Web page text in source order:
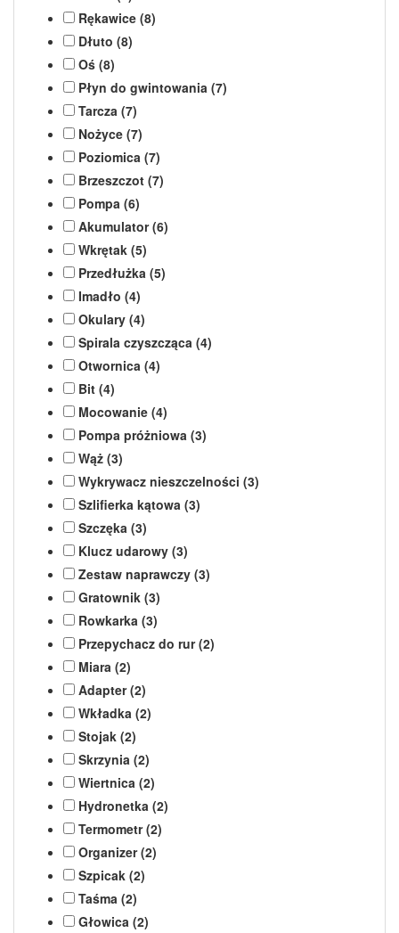
Rękawice (8)
Dłuto (8)
Oś (8)
Płyn do gwintowania (7)
Tarcza (7)
Nożyce (7)
Poziomica (7)
Brzeszczot (7)
Pompa (6)
Akumulator (6)
Wkrętak (5)
Przedłużka (5)
Imadło (4)
Okulary (4)
Spirala czyszcząca (4)
Otwornica (4)
Bit (4)
Mocowanie (4)
Pompa próżniowa (3)
Wąż (3)
Wykrywacz nieszczelności (3)
Szlifierka kątowa (3)
Szczęka (3)
Klucz udarowy (3)
Zestaw naprawczy (3)
Gratownik (3)
Rowkarka (3)
Przepychacz do rur (2)
Miara (2)
Adapter (2)
Wkładka (2)
Stojak (2)
Skrzynia (2)
Wiertnica (2)
Hydronetka (2)
Termometr (2)
Organizer (2)
Szpicak (2)
Taśma (2)
Głowica (2)